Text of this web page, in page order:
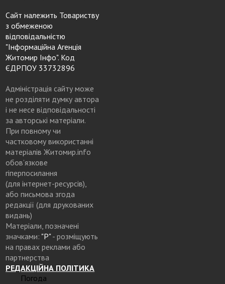
Сайт належить Товариству
з обмеженою
відповідальністю
"Інформаційна Агенція
Житомир Інфо". Код
ЄДРПОУ 33732896
Адміністрація сайту може
не розділяти думку автора
і не несе відповідальності
за авторські матеріали.
При повному чи
частковому використанні
матеріалів Житомир.info
обов’язкове
гіперпосилання
(для інтернет-ресурсів),
або письмова згода
редакції (для друкованих
видань)
Матеріали, позначені
значками: "Р"- розміщують
на правах реклами або
партнерства
РЕДАКЦІЙНА ПОЛІТИКА
Погода